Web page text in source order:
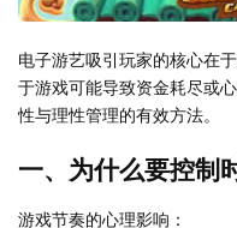
电子游艺吸引玩家的核心在
于游戏可能导致资金耗尽或
性与理性管理的有效方法。
一、为什么要控制
游戏节奏的心理影响：